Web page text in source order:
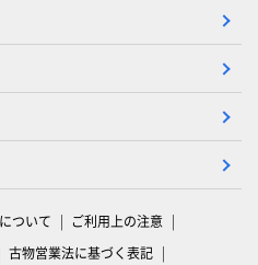
ついて
ご利用上の注意
古物営業法に基づく表記